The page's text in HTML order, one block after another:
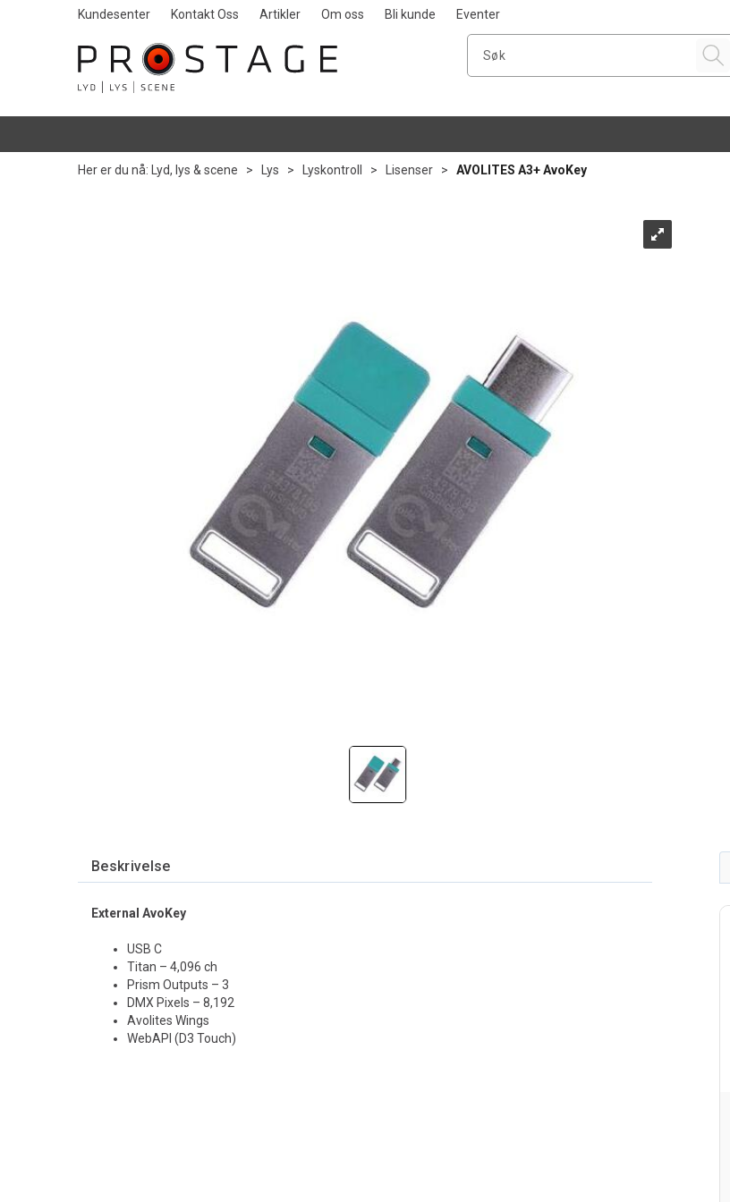
Kundesenter Kontakt Oss Artikler Om oss Bli kunde Eventer
Her er du nå: Lyd, lys & scene > Lys > Lyskontroll > Lisenser > AVOLITES A3+ AvoKey
Beskrivelse
External AvoKey
USB C
Titan – 4,096 ch
Prism Outputs – 3
DMX Pixels – 8,192
Avolites Wings
WebAPI (D3 Touch)